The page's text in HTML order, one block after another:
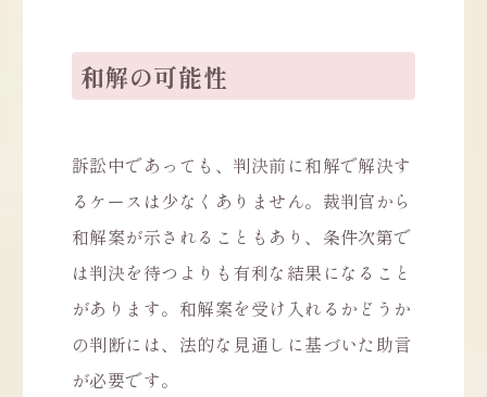
和解の可能性
訴訟中であっても、判決前に和解で解決す
るケースは少なくありません。裁判官から
和解案が示されることもあり、条件次第で
は判決を待つよりも有利な結果になること
があります。和解案を受け入れるかどうか
の判断には、法的な見通しに基づいた助言
が必要です。